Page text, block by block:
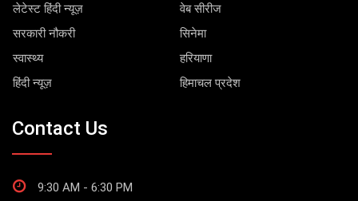
लेटेस्ट हिंदी न्यूज़
वेब सीरीज
सरकारी नौकरी
सिनेमा
स्वास्थ्य
हरियाणा
हिंदी न्यूज़
हिमाचल प्रदेश
Contact Us
9:30 AM - 6:30 PM